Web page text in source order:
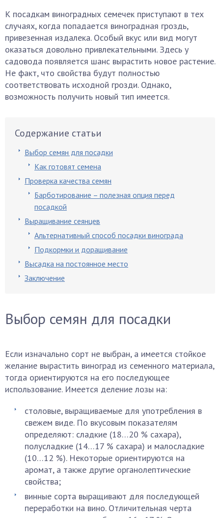
К посадкам виноградных семечек приступают в тех
случаях, когда попадается виноградная гроздь,
привезенная издалека. Особый вкус или вид могут
оказаться довольно привлекательными. Здесь у
садовода появляется шанс вырастить новое растение.
Не факт, что свойства будут полностью
соответствовать исходной грозди. Однако,
возможность получить новый тип имеется.
Содержание статьи
Выбор семян для посадки
Как готовят семена
Проверка качества семян
Барботирование – полезная опция перед
посадкой
Выращивание сеянцев
Альтернативный способ посадки винограда
Подкормки и доращивание
Высадка на постоянное место
Заключение
Выбор семян для посадки
Если изначально сорт не выбран, а имеется стойкое
желание вырастить виноград из семенного материала,
тогда ориентируются на его последующее
использование. Имеется деление лозы на:
столовые, выращиваемые для употребления в
свежем виде. По вкусовым показателям
определяют: сладкие (18…20 % сахара),
полусладкие (14…17 % сахара) и малосладкие
(10…12 %). Некоторые ориентируются на
аромат, а также другие органолептические
свойства;
винные сорта выращивают для последующей
переработки на вино. Отличительная черта